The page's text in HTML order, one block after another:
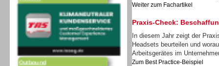
Outbound
Weiter zum Fachartikel
Praxis-Check:
In diesem Jahr zeigt der
Headsets beurteilen und
Arbeitsgerätes im
Zum Best Practice-Beispiel